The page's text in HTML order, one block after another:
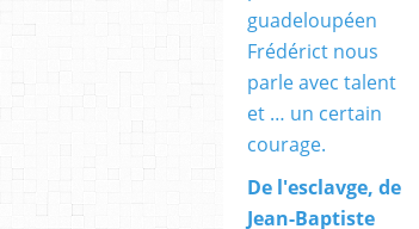
De l'esclavge, de
Jean-Baptiste